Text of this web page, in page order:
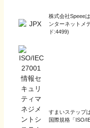
株式会社Speee
ンターネットメ
ド:4499)
すまいステップ
国際規格「ISO/